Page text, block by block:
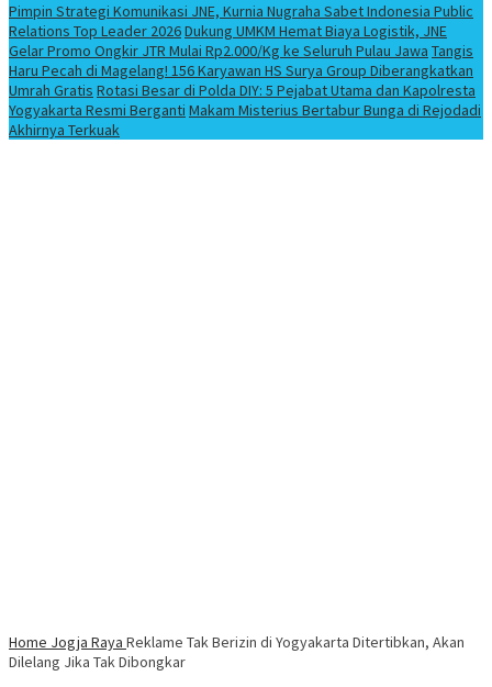
Pimpin Strategi Komunikasi JNE, Kurnia Nugraha Sabet Indonesia Public
Relations Top Leader 2026Dukung UMKM Hemat Biaya Logistik, JNE
Gelar Promo Ongkir JTR Mulai Rp2.000/Kg ke Seluruh Pulau Jawa Tangis
Haru Pecah di Magelang! 156 Karyawan HS Surya Group Diberangkatkan
Umrah Gratis Rotasi Besar di Polda DIY: 5 Pejabat Utama dan Kapolresta
Yogyakarta Resmi Berganti Makam Misterius Bertabur Bunga di Rejodadi
Akhirnya Terkuak
Home Jogja Raya Reklame Tak Berizin di Yogyakarta Ditertibkan, Akan
Dilelang Jika Tak Dibongkar